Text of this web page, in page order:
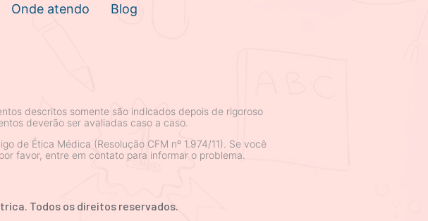
Onde atendo Blog
descritos somente são indicados depois de rigoroso
deverão ser avaliadas caso a caso.
de Ética Médica (Resolução CFM nº 1.974/11). Se você
favor, entre em contato para informar o problema.
Todos os direitos reservados.